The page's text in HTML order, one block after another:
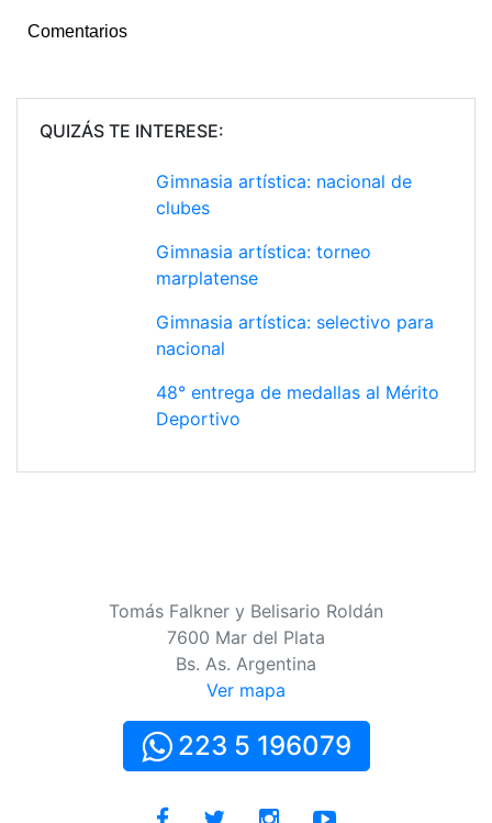
Comentarios
QUIZÁS TE INTERESE:
Gimnasia artística: nacional de
clubes
Gimnasia artística: torneo
marplatense
Gimnasia artística: selectivo para
nacional
48° entrega de medallas al Mérito
Deportivo
Tomás Falkner y Belisario Roldán
7600 Mar del Plata
Bs. As. Argentina
Ver mapa
223 5 196079